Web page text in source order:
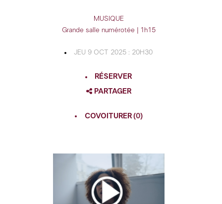
MUSIQUE
Grande salle numérotée | 1h15
JEU 9 OCT 2025 : 20H30
RÉSERVER
PARTAGER
PINTEREST
COVOITURER(0)